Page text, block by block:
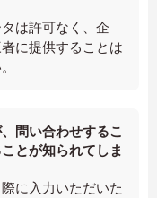
は許可なく、企
に提供することは
問い合わせするこ
とが知られてしま
に入力いただいた